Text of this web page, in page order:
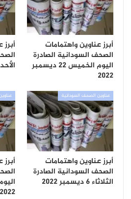
أبرز عناوين واهتمامات
الصحف السودانية الصادرة
اليوم الخميس 22 ديسمبر
2022
الأحد 11ديسمبر 2022
عناوين الصحف السودانية
أبرز عناوين واهتمامات
الصحف السودانية الصادرة
الثلاثاء 6 ديسمبر 2022
2022